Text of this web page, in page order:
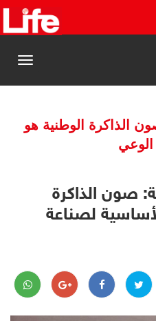
القائمة
الذاكرة الوطنية هو
الوعي
صون الذاكرة
لصناعة